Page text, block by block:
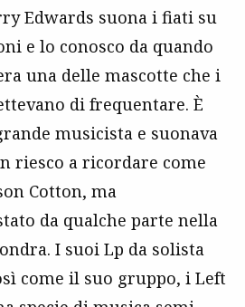
Edwards suona i fiati su
e lo conosco da quando
una delle mascotte che i
di frequentare. È
musicista e suonava
riesco a ricordare come
Cotton, ma
da qualche parte nella
I suoi Lp da solista
come il suo gruppo, i Left